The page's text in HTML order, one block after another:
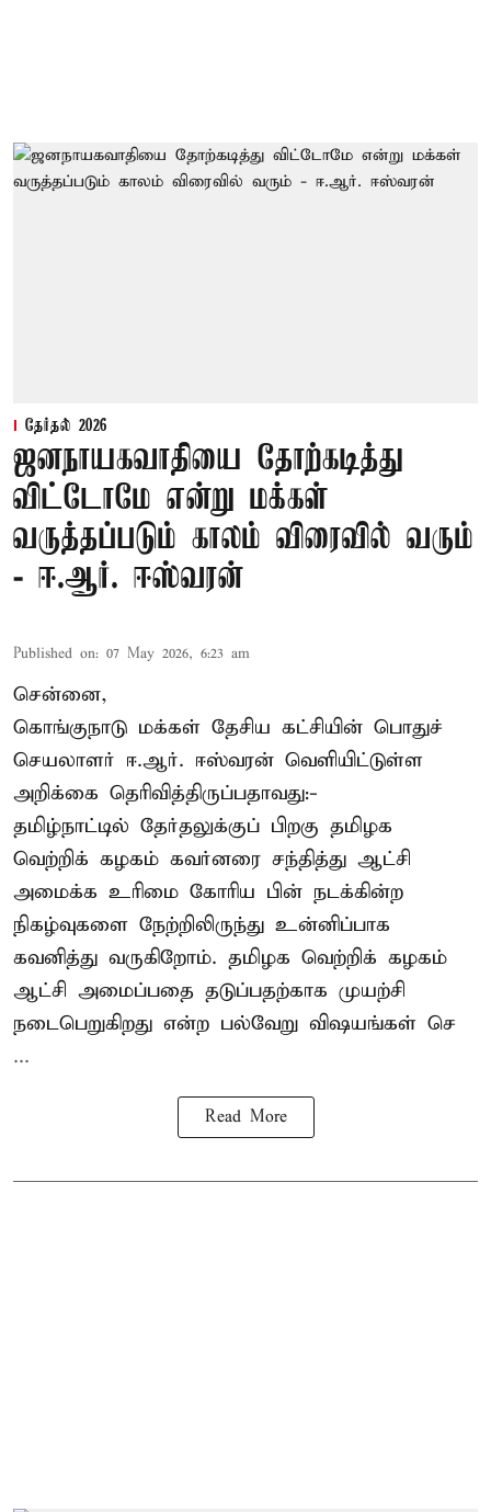
தேர்தல் 2026
ஜனநாயகவாதியை தோற்கடித்து
விட்டோமே என்று மக்கள்
வருத்தப்படும் காலம் விரைவில் வரும்
- ஈ.ஆர். ஈஸ்வரன்
Published on: 07 May 2026, 6:23 am
சென்னை,
கொங்குநாடு மக்கள் தேசிய கட்சியின் பொதுச்
செயலாளர் ஈ.ஆர். ஈஸ்வரன் வெளியிட்டுள்ள
அறிக்கை தெரிவித்திருப்பதாவது:-
தமிழ்நாட்டில் தேர்தலுக்குப் பிறகு தமிழக
வெற்றிக் கழகம் கவர்னரை சந்தித்து ஆட்சி
அமைக்க உரிமை கோரிய பின் நடக்கின்ற
நிகழ்வுகளை நேற்றிலிருந்து உன்னிப்பாக
கவனித்து வருகிறோம். தமிழக வெற்றிக் கழகம்
ஆட்சி அமைப்பதை தடுப்பதற்காக முயற்சி
நடைபெறுகிறது என்ற பல்வேறு விஷயங்கள் செ
...
Read More